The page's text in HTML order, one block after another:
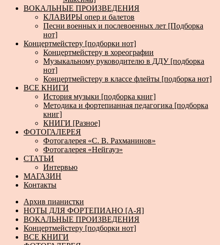
ВОКАЛЬНЫЕ ПРОИЗВЕДЕНИЯ
КЛАВИРЫ опер и балетов
Песни военных и послевоенных лет [Подборка
нот]
Концертмейстеру [подборки нот]
Концертмейстеру в хореографии
Музыкальному руководителю в ДДУ [подборка
нот]
Концертмейстеру в классе флейты [подборка нот]
ВСЕ КНИГИ
История музыки [подборка книг]
Методика и фортепианная педагогика [подборка
книг]
КНИГИ [Разное]
ФОТОГАЛЕРЕЯ
Фотогалерея «С. В. Рахманинов»
Фотогалерея «Нейгауз»
СТАТЬИ
Интервью
МАГАЗИН
Контакты
Архив пианистки
НОТЫ ДЛЯ ФОРТЕПИАНО [А-Я]
ВОКАЛЬНЫЕ ПРОИЗВЕДЕНИЯ
Концертмейстеру [подборки нот]
ВСЕ КНИГИ